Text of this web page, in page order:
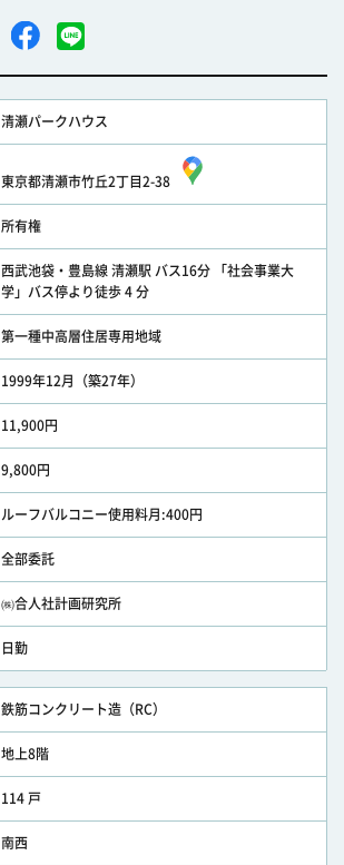
清瀬パークハウス
東京都清瀬市竹丘2丁目2-38
所有権
西武池袋・豊島線 清瀬駅 バス16分 「社会事業大
学」バス停より徒歩 4 分
第一種中高層住居専用地域
1999年12月（築27年）
11,900円
9,800円
ルーフバルコニー使用料月:400円
全部委託
㈱合人社計画研究所
日勤
鉄筋コンクリート造（RC）
地上8階
114 戸
南西